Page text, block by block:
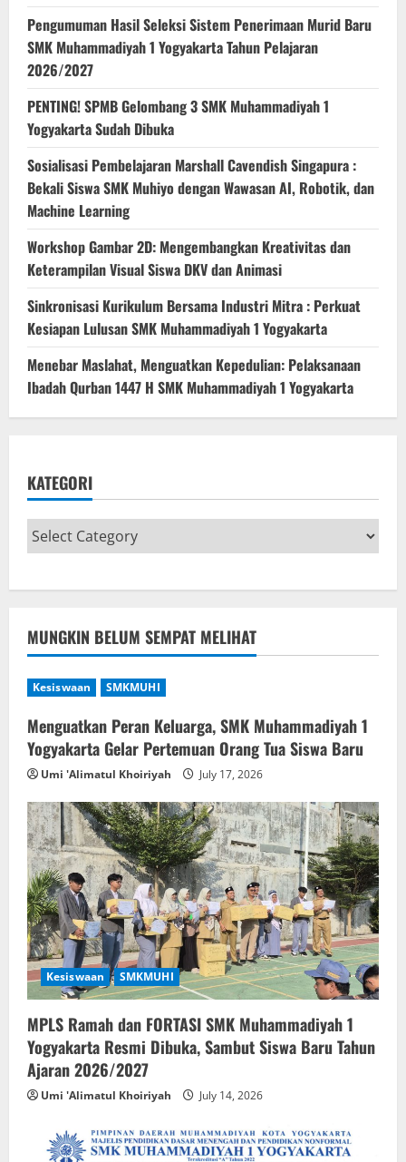
Pengumuman Hasil Seleksi Sistem Penerimaan Murid Baru
SMK Muhammadiyah 1 Yogyakarta Tahun Pelajaran
2026/2027
PENTING! SPMB Gelombang 3 SMK Muhammadiyah 1
Yogyakarta Sudah Dibuka
Sosialisasi Pembelajaran Marshall Cavendish Singapura :
Bekali Siswa SMK Muhiyo dengan Wawasan AI, Robotik, dan
Machine Learning
Workshop Gambar 2D: Mengembangkan Kreativitas dan
Keterampilan Visual Siswa DKV dan Animasi
Sinkronisasi Kurikulum Bersama Industri Mitra : Perkuat
Kesiapan Lulusan SMK Muhammadiyah 1 Yogyakarta
Menebar Maslahat, Menguatkan Kepedulian: Pelaksanaan
Ibadah Qurban 1447 H SMK Muhammadiyah 1 Yogyakarta
KATEGORI
MUNGKIN BELUM SEMPAT MELIHAT
Kesiswaan SMKMUHI
Menguatkan Peran Keluarga, SMK Muhammadiyah 1
Yogyakarta Gelar Pertemuan Orang Tua Siswa Baru
Umi 'Alimatul Khoiriyah July 17, 2026
Kesiswaan SMKMUHI
MPLS Ramah dan FORTASI SMK Muhammadiyah 1
Yogyakarta Resmi Dibuka, Sambut Siswa Baru Tahun
Ajaran 2026/2027
Umi 'Alimatul Khoiriyah July 14, 2026